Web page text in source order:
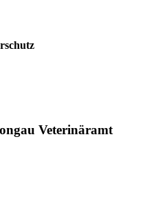
Veterinäramt